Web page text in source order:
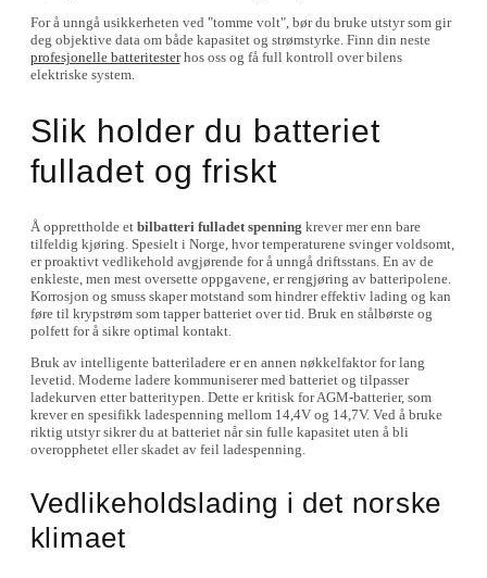
For å unngå usikkerheten ved "tomme volt", bør du bruke utstyr som gir
deg objektive data om både kapasitet og strømstyrke. Finn din neste
profesjonelle batteritesterhos oss og få full kontroll over bilens
elektriske system.
Slik holder du batteriet
fulladet og friskt
Å opprettholde et bilbatteri fulladet spenning krever mer enn bare
tilfeldig kjøring. Spesielt i Norge, hvor temperaturene svinger voldsomt,
er proaktivt vedlikehold avgjørende for å unngå driftsstans. En av de
enkleste, men mest oversette oppgavene, er rengjøring av batteripolene.
Korrosjon og smuss skaper motstand som hindrer effektiv lading og kan
føre til krypstrøm som tapper batteriet over tid. Bruk en stålbørste og
polfett for å sikre optimal kontakt.
Bruk av intelligente batteriladere er en annen nøkkelfaktor for lang
levetid. Moderne ladere kommuniserer med batteriet og tilpasser
ladekurven etter batteritypen. Dette er kritisk for AGM-batterier, som
krever en spesifikk ladespenning mellom 14,4V og 14,7V. Ved å bruke
riktig utstyr sikrer du at batteriet når sin fulle kapasitet uten å bli
overopphetet eller skadet av feil ladespenning.
Vedlikeholdslading i det norske
klimaet